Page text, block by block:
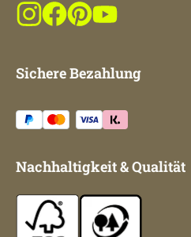
Sichere Bezahlung
Nachhaltigkeit & Qualität